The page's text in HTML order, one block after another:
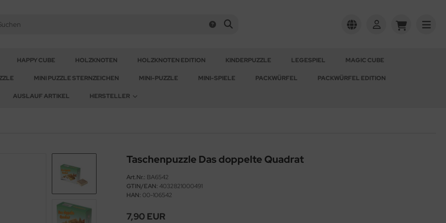
HAPPY CUBE HOLZKNOTEN HOLZKNOTEN EDITION KINDERPUZZLE LEGESPIEL MAGIC CUBE
MINI PUZZLE STERNZEICHEN MINI-PUZZLE MINI-SPIELE PACKWÜRFEL PACKWÜRFEL EDITION
AUSLAUF ARTIKEL HERSTELLER
Taschenpuzzle Das doppelte Quadrat
Art.Nr.: BA6542
GTIN/EAN: 4032821000491
HAN: 00-106542
7,90 EUR